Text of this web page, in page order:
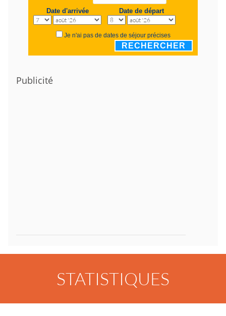
Date d'arrivée Date de départ
Je n'ai pas de dates de séjour précises
RECHERCHER
Publicité
STATISTIQUES